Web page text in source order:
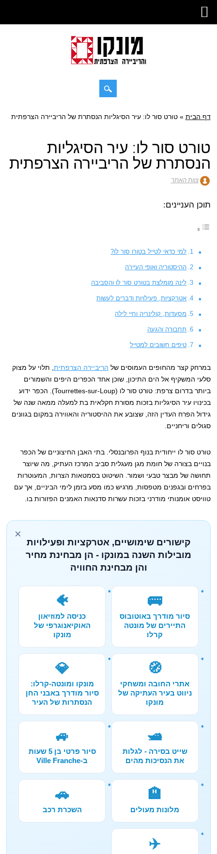
תפריט ראשי
דילוג
דף הבית »טורט סור לו: עיר הסיגליות הנסתרת של הריביירה הצרפתית
טורט סור לו: עיר הסיגליות
הנסתרת של הריביירה הצרפתית
צוות האתר
תוכן העניינים:
למי כדאי לטייל בטורו סור לו?
ההיסטוריה ואופי העיירה
לינה מומלצת בטורט סור לו והסביבה
אטרקציות, פעילויות ודברים לעשות
מסעדות, קולינריה וחיי לילה
תחבורה והגעה
טיפים חשובים למטייל
במרחק קצר מהחופים העמוסים של הריביירה הצרפתית , תלוי על מצוק
סלעי המשקיף אל הים התיכון, שוכן אחד הכפרים היפים והשמורים
ביותר בדרום צרפת: טורט סור לו (Tourrettes-sur-Loup). הכפר ידוע
בכינויו עיר הסיגליות בזכות מסורת חקלאית בת למעלה ממאה שנה של
גידול הפרח העדין הזה, שצובע את ההיסטוריה והאווירה במקום בגוונים
סגולים וריחניים.
טורט סור לו ייחודית בנוף הפרובנסלי. בתי האבן החיצוניים של הכפר
בנויים בצורה של חומת מגן מעגלית סביב המרכז העתיק, מה שיוצר
תחושה של מבצר טבעי ושמור. השיטוט בסמטאות הצרות, המעוטרות
בפרחים ובגפנים מטפסות, מרגיש כמו מסע בזמן לימי הביניים, אך עם
טוויסט אומנותי מודרני בזכות עשרות סדנאות האמנים הפזורות בו.
×
קישורים שימושיים, אטרקציות ופעילויות
מובילות השנה במונקו - הן מבחינת מחיר
והן מבחינת החוויה
🚌
סיור מודרך באוטובוס
התיירים של מונטה
קרלו
🐠
כניסה למוזיאון
האוקיאנוגרפי של
מונקו
🧭
אתרי החובה ומשחקי
ניווט בעיר העתיקה של
מונקו
💎
מונקו ומונטה-קרלו:
סיור מודרך באבני החן
הנסתרות של העיר
🛥️
שייט בסירה - לגלות
את הנסיכות מהים
🚙
סיור פרטי בן 5 שעות
ב-Ville Franche
🏨
מלונות מעולים
🚗
השכרת רכב
✈️